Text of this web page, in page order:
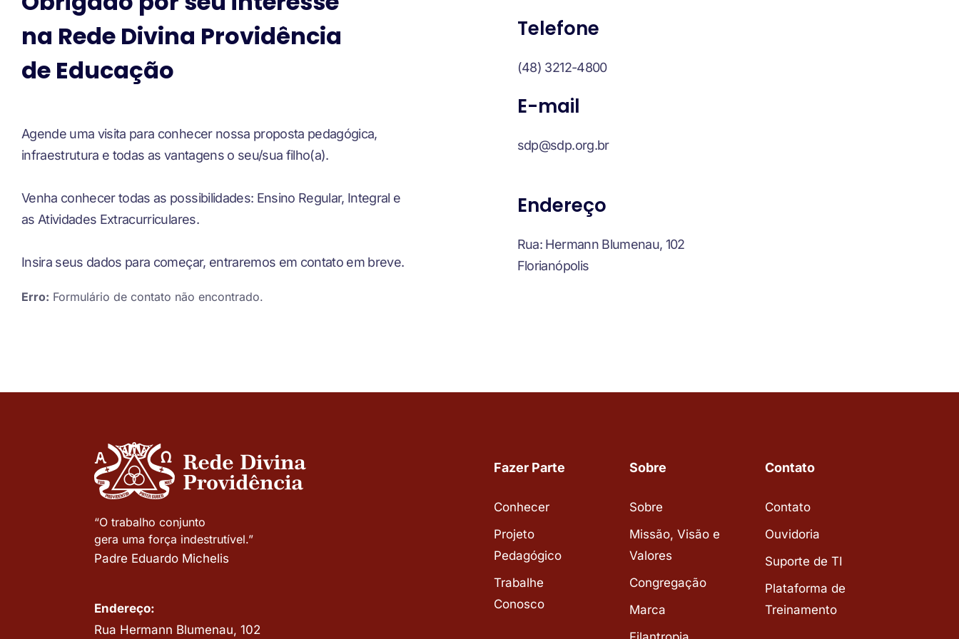
na Rede Divina Providência
de Educação
Agende uma visita para conhecer nossa proposta pedagógica,
infraestrutura e todas as vantagens o seu/sua filho(a).
Venha conhecer todas as possibilidades: Ensino Regular, Integral e
as Atividades Extracurriculares.
Insira seus dados para começar, entraremos em contato em breve.
Erro: Formulário de contato não encontrado.
Telefone
(48) 3212-4800
E-mail
sdp@sdp.org.br
Endereço
Rua: Hermann Blumenau, 102
Florianópolis
“O trabalho conjunto
gera uma força indestrutível.”
Padre Eduardo Michelis
Endereço:
Rua Hermann Blumenau, 102
Fazer Parte
Conhecer
Projeto
Pedagógico
Trabalhe
Conosco
Sobre
Sobre
Missão, Visão e
Valores
Congregação
Marca
Contato
Contato
Ouvidoria
Suporte de TI
Plataforma de
Treinamento